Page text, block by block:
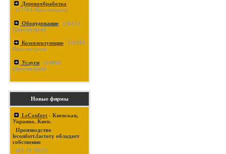
Деревообработка
(17764 Просмотров)
Оборудование (16372
Просмотров)
Комплектующие (16289
Просмотров)
Услуги (14866
Просмотров)
Новые фирмы
LeConfort - Киевская,
Украина, Киев.
Производство
leconfort.factory обладает
собственно
(03-19-2021)